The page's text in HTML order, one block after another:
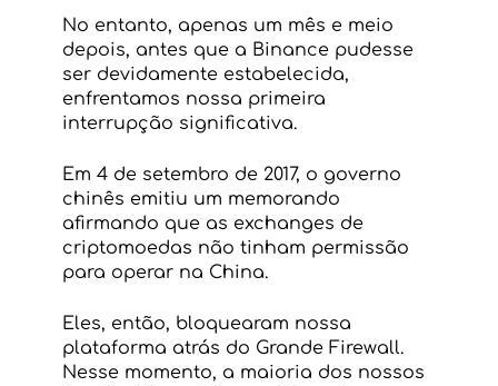
No entanto, apenas um mês e meio
depois, antes que a Binance pudesse
ser devidamente estabelecida,
enfrentamos nossa primeira
interrupção significativa.
Em 4 de setembro de 2017, o governo
chinês emitiu um memorando
afirmando que as exchanges de
criptomoedas não tinham permissão
para operar na China.
Eles, então, bloquearam nossa
plataforma atrás do Grande Firewall.
Nesse momento, a maioria dos nossos